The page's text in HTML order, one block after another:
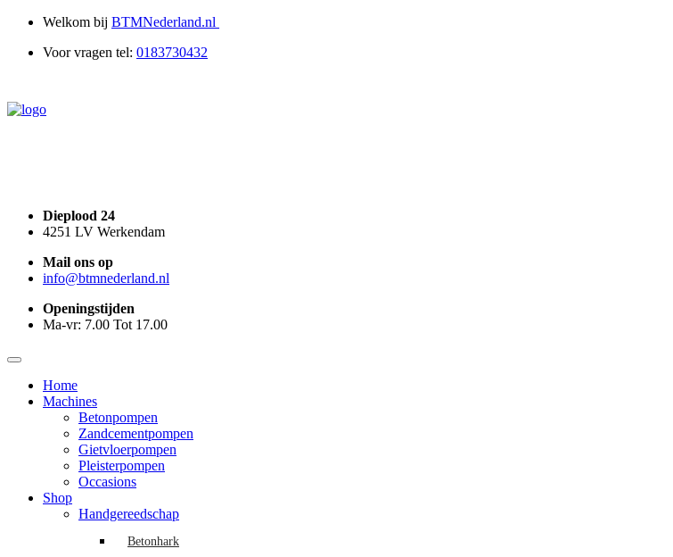
Welkom bij BTMNederland.nl
Voor vragen tel: 0183730432
Dieplood 24
4251 LV Werkendam
Mail ons op
info@btmnederland.nl
Openingstijden
Ma-vr: 7.00 Tot 17.00
Home
Machines
Betonpompen
Zandcementpompen
Gietvloerpompen
Pleisterpompen
Occasions
Shop
Handgereedschap
Betonhark